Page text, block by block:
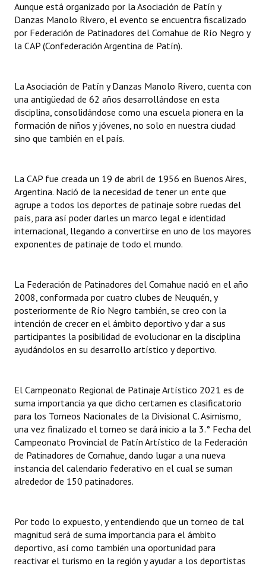
Resoluciones de Presidencia
INSTITUCIONAL
Noticias Destacadas
Registros y Distinciones
Datos Históricos
Audiencias Públicas - Registro
Mujeres que Dejaron Huellas - Registro
Periodistas Decanos - Registro
Banca del Vecino - Registro
Huéspedes de Honor - Registro
Antiguos Pobladores - Registro
Bariloche, Municipio intercultural
Entrega de distinciones
REFORMA DE LA CARTA ORGÁNICA
Aunque está organizado por la Asociación de Patín y
Danzas Manolo Rivero, el evento se encuentra fiscalizado
por Federación de Patinadores del Comahue de Río Negro y
la CAP (Confederación Argentina de Patín).
La Asociación de Patín y Danzas Manolo Rivero, cuenta con
una antigüedad de 62 años desarrollándose en esta
disciplina, consolidándose como una escuela pionera en la
formación de niños y jóvenes, no solo en nuestra ciudad
sino que también en el país.
La CAP fue creada un 19 de abril de 1956 en Buenos Aires,
Argentina. Nació de la necesidad de tener un ente que
agrupe a todos los deportes de patinaje sobre ruedas del
país, para así poder darles un marco legal e identidad
internacional, llegando a convertirse en uno de los mayores
exponentes de patinaje de todo el mundo.
La Federación de Patinadores del Comahue nació en el año
2008, conformada por cuatro clubes de Neuquén, y
posteriormente de Río Negro también, se creo con la
intención de crecer en el ámbito deportivo y dar a sus
participantes la posibilidad de evolucionar en la disciplina
ayudándolos en su desarrollo artístico y deportivo.
El Campeonato Regional de Patinaje Artístico 2021 es de
suma importancia ya que dicho certamen es clasificatorio
para los Torneos Nacionales de la Divisional C. Asimismo,
una vez finalizado el torneo se dará inicio a la 3.° Fecha del
Campeonato Provincial de Patín Artístico de la Federación
de Patinadores de Comahue, dando lugar a una nueva
instancia del calendario federativo en el cual se suman
alrededor de 150 patinadores.
Por todo lo expuesto, y entendiendo que un torneo de tal
magnitud será de suma importancia para el ámbito
deportivo, así como también una oportunidad para
reactivar el turismo en la región y ayudar a los deportistas